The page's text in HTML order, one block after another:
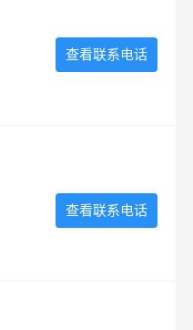
查看联系电话
查看联系电话